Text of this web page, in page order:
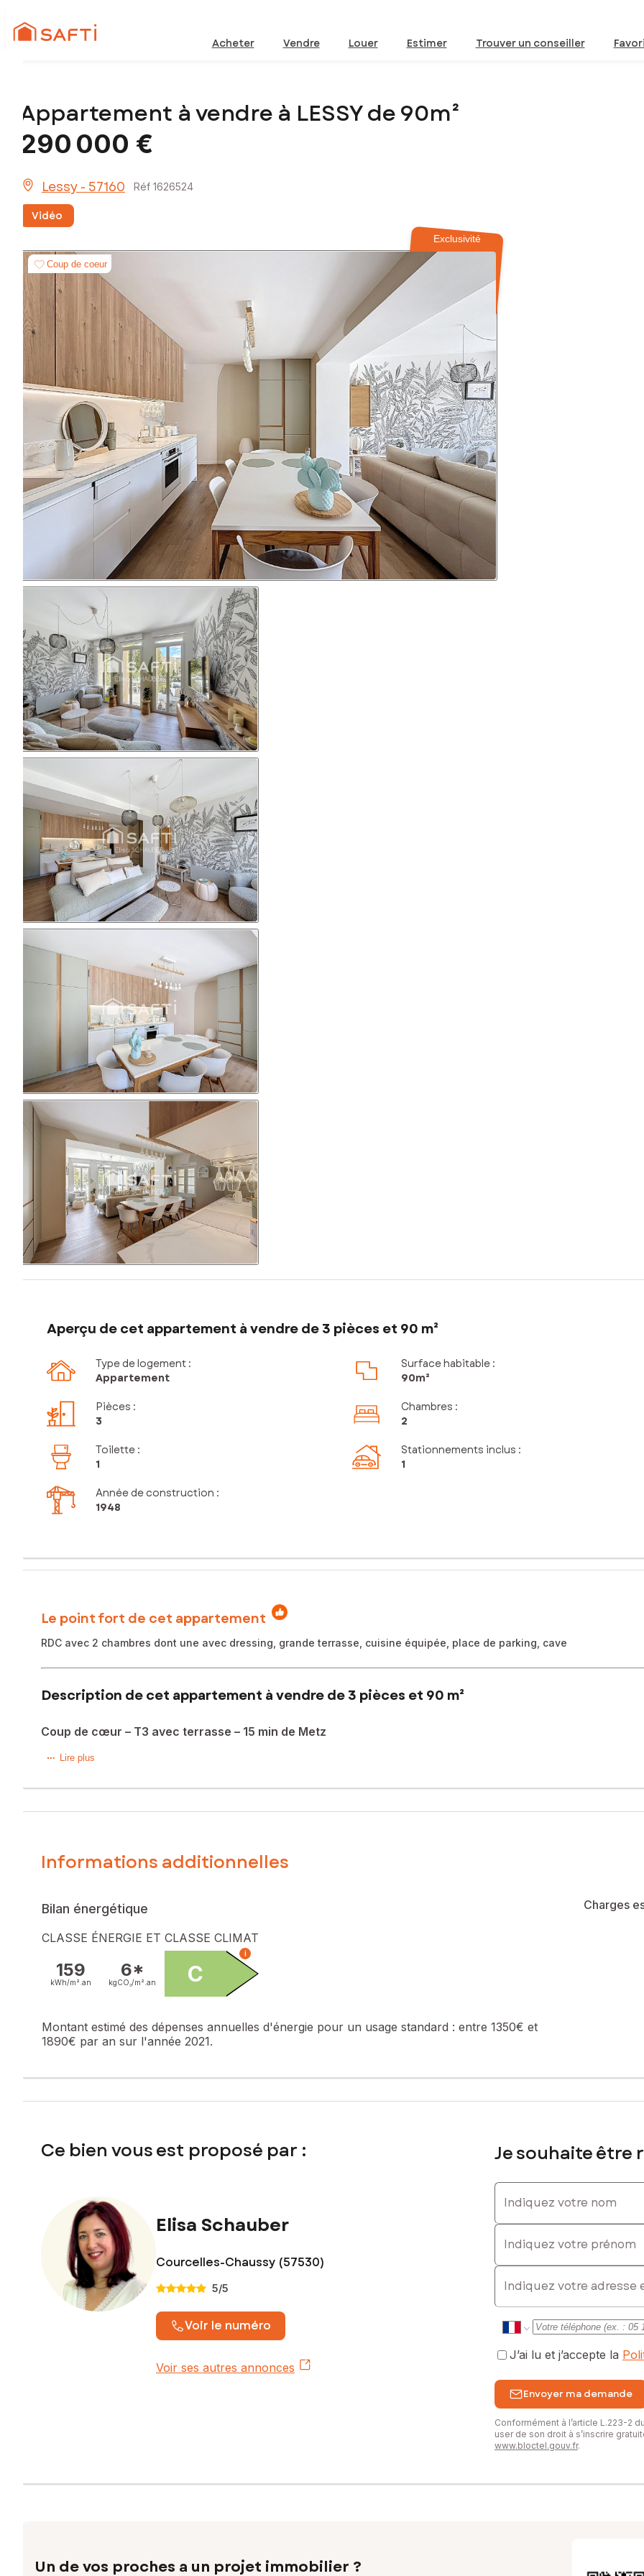
Acheter Vendre Louer Estimer Trouver un conseiller
Appartement à vendre à LESSY de 90m²
290 000 €
Lessy - 57160 Réf 1626524
Vidéo
Exclusivité
Coup de coeur
Aperçu de cet appartement à vendre de 3 pièces et 90 m²
Type de logement :
Appartement
Surface habitable :
90m²
Pièces :
3
Chambres :
2
Toilette :
1
Stationnements inclus :
1
Année de construction :
1948
Le point fort de cet appartement
RDC avec 2 chambres dont une avec dressing, grande terrasse, cuisine équipée, place de parking, cave
Description de cet appartement à vendre de 3 pièces et 90 m²
Coup de cœur – T3 avec terrasse – 15 min de Metz
En exclusivité avec Schauber Elisa conseiller SAFTI.
Idéal pour poser vos valises dans un cadre calme et verdoyant, tout en restant proche des commerces et commodités.
Un véritable atout : l’appartement bénéficie d’une entrée indépendante, offrant intimité et autonomie, comme une petite
- Cuisine équipée fonctionnelle
- Salle de bains avec douche, baignoire et WC
Annexes : place de parking + une cave (2,40m²)
Faibles charges de copropriété : 58,20 €/mois (dont 8 € de provisions)
Le bien comprend 4 lots, et il est situé dans une copropriété de 16 lots (les charges courantes annuelles moyennes de
pas l'objet d'une procédure citée à l'article L. 721-1 du code de la construction et de l'habitation).
Les informations sur les risques auxquels ce bien est exposé sont disponibles sur le site Géorisques : www.georisques.gouv.fr
Prix de vente : 290 000 €
Contactez votre conseiller SAFTI : Elisa SCHAUBER, Tél. : 0629315323, E-mail : elisa.schauber@safti.fr - EI - Agent commercial
Lire plus
Informations additionnelles
Bilan énergétique
CLASSE ÉNERGIE ET CLASSE CLIMAT
159
kWh/m². an
6*
kgCO₂/m². an C
i
Montant estimé des dépenses annuelles d'énergie pour un usage standard : entre 1350€ et
1890€ par an sur l'année 2021.
Charges
Ce bien vous est proposé par :
Elisa Schauber
Courcelles-Chaussy (57530)
5/5
Voir le numéro
Voir ses autres annonces
Je souhaite être
Indiquez votre nom
Indiquez votre prénom
E-mail
J’ai lu et j’accepte la
Envoyer ma demande
Conformément à l’article L.223-2
user de son droit à s’inscrire
www.bloctel.gouv.fr.
Un de vos proches a un projet immobilier ?